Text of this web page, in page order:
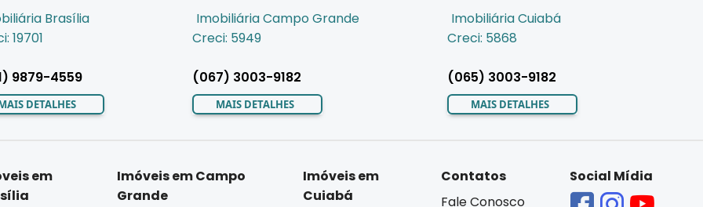
Brasília
19701
9879-4559
DETALHES
Imobiliária Campo Grande
Creci: 5949
(067) 3003-9182
MAIS DETALHES
Imobiliária Cuiabá
Creci: 5868
(065) 3003-9182
MAIS DETALHES
em
Imóveis em Campo
Grande
Imóveis em
Cuiabá
Contatos
Fale Conosco
Social Mídia